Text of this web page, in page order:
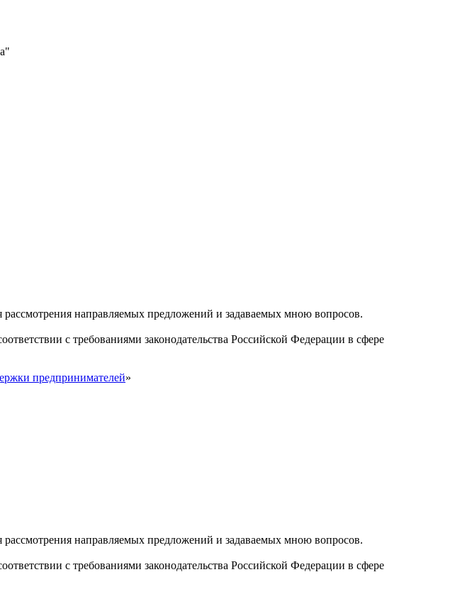
рассмотрения направляемых предложений и задаваемых мною вопросов.
с требованиями законодательства Российской Федерации в сфере
предпринимателей»
рассмотрения направляемых предложений и задаваемых мною вопросов.
с требованиями законодательства Российской Федерации в сфере